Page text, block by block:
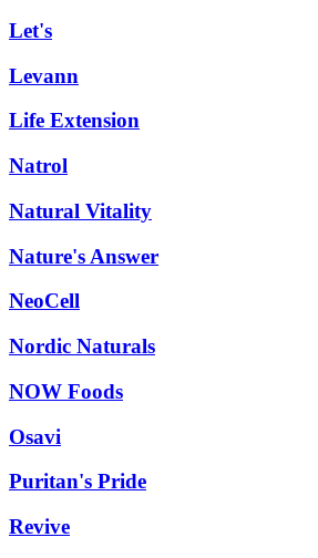
Let's
Levann
Life Extension
Natrol
Natural Vitality
Nature's Answer
NeoCell
Nordic Naturals
NOW Foods
Osavi
Puritan's Pride
Revive